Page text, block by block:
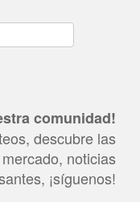
comunidad!
descubre las
noticias
¡síguenos!